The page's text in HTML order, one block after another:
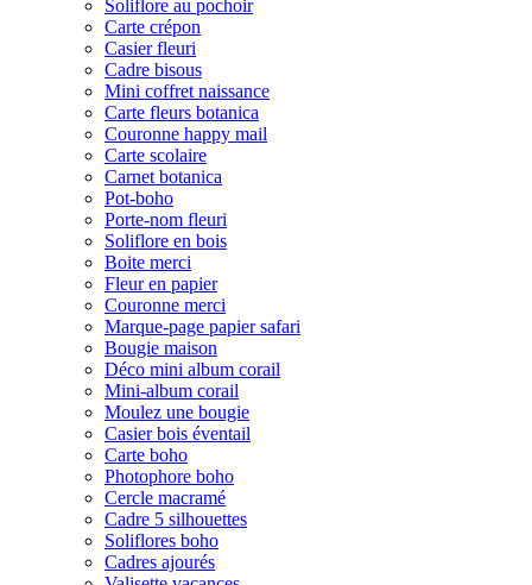
Soliflore au pochoir
Carte crépon
Casier fleuri
Cadre bisous
Mini coffret naissance
Carte fleurs botanica
Couronne happy mail
Carte scolaire
Carnet botanica
Pot-boho
Porte-nom fleuri
Soliflore en bois
Boite merci
Fleur en papier
Couronne merci
Marque-page papier safari
Bougie maison
Déco mini album corail
Mini-album corail
Moulez une bougie
Casier bois éventail
Carte boho
Photophore boho
Cercle macramé
Cadre 5 silhouettes
Soliflores boho
Cadres ajourés